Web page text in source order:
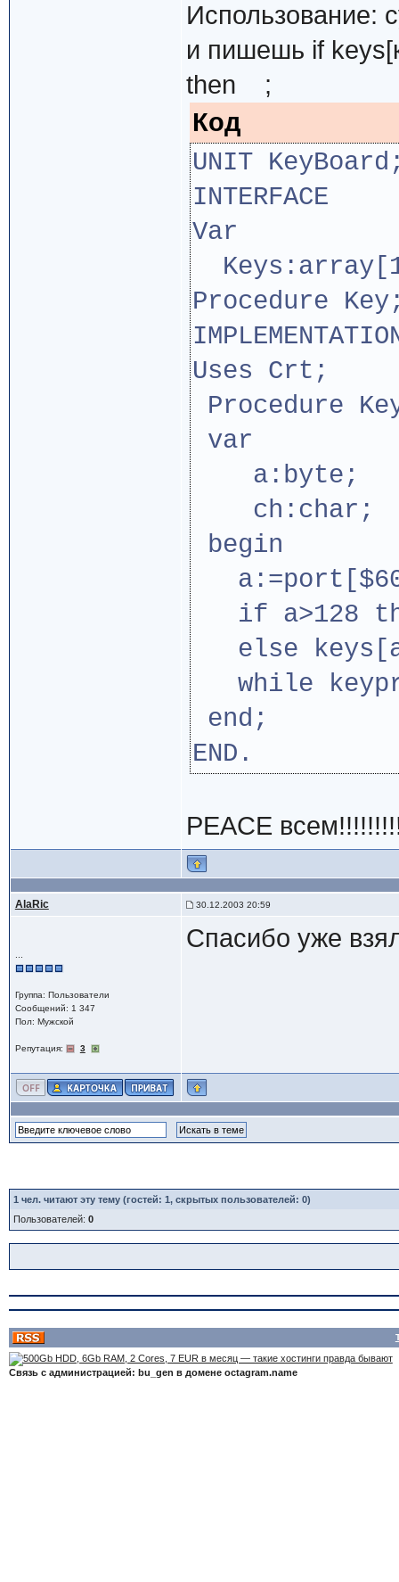
Использование:
и пишешь if
then ;
Код
UNIT
INTERFACE
Var
Procedure
Uses Crt;
Procedure
var
a:byte;
ch:char;
begin
if a>128
else
while
end;
END.
PEACE
AlaRic 30.12.2003 20:59
Группа: Пользователи
Сообщений: 1 347
Пол: Мужской
Репутация: 3
Спасибо уже
1 чел. читают эту тему (гостей: 1, скрытых пользователей: 0)
Пользователей: 0
Связь с администрацией: bu_gen в домене octagram.name